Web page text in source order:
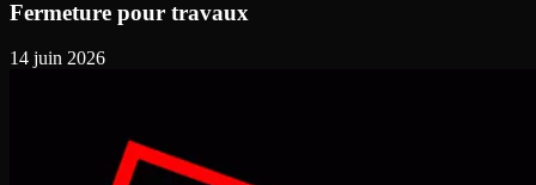
Fermeture pour travaux
14 juin 2026